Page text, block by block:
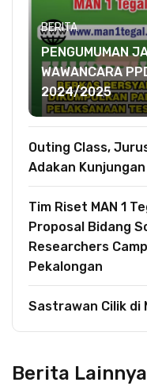
BERITA
PENGUMUMAN
WAWANCARA
2024/2025
Outing Class,
Adakan
Tim Riset MAN 1
Proposal Bidang
Researchers
Pekalongan
Sastrawan Cilik di
Berita Lainnya